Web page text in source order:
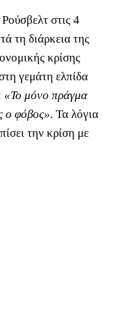
στις 4
τη διάρκεια της
κρίσης
γεμάτη ελπίδα
«Το μόνο πράγμα
ο φόβος». Τα λόγια
την κρίση με